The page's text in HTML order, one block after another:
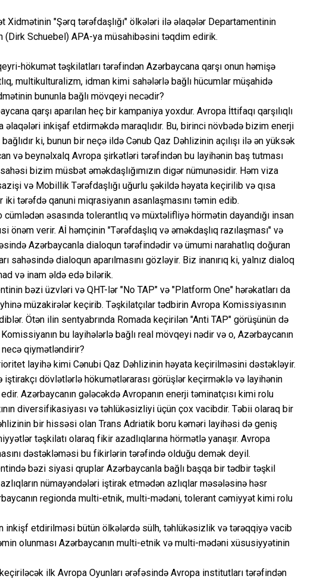
Xidmətinin "Şərq tərəfdaşlığı" ölkələri ilə əlaqələr Departamentinin
(Dirk Schuebel) APA-ya müsahibəsini təqdim edirik.
hökumət təşkilatları tәrәfindәn Azәrbaycana qarşı onun hәmişә
multikulturalizm, idman kimi sahәlәrlә bağlı hücumlar müşahidә
bununla bağlı mövqeyi necәdir?
qarşı aparılan heç bir kampaniya yoxdur. Avropa İttifaqı qarşılıqlı
inkişaf etdirmәkdә maraqlıdır. Bu, birinci növbәdә bizim enerji
ki, bunun bir neçә ildә Cәnub Qaz Dәhlizinin açılışı ilә әn yüksәk
vә beynәlxalq Avropa şirkәtlәri tәrәfindәn bu layihәnin baş tutması
bizim müsbәt әmәkdaşlığımızın digәr nümunәsidir. Hәm viza
vә Mobillik Tәrәfdaşlığı uğurlu şәkildә hәyata keçirilib vә qısa
tәrәfdә qanuni miqrasiyanın asanlaşmasını tәmin edib.
әsasında tolerantlıq vә müxtәlifliyә hörmәtin dayandığı insan
önәm verir. Aİ hәmçinin "Tәrәfdaşlıq vә әmәkdaşlıq razılaşması" vә
Azәrbaycanla dialoqun tәrәfindәdir vә ümumi narahatlıq doğuran
sahәsindә dialoqun aparılmasını gözlәyir. Biz inanırıq ki, yalnız dialoq
vә inam әldә edә bilәrik.
bəzi üzvlәri vә QHT-lәr "No TAP" vә "Platform One" hәrәkatları da
müzakirәlәr keçirib. Tәşkilatçılar tәdbirin Avropa Komissiyasının
Ötәn ilin sentyabrında Romada keçirilәn "Anti TAP" görüşünün dә
bu layihәlәrlә bağlı real mövqeyi nәdir vә o, Azәrbaycanın
necә qiymәtlәndirir?
layihә kimi Cәnubi Qaz Dәhlizinin hәyata keçirilmәsini dәstәklәyir.
dövlәtlәrlә hökumәtlәrarası görüşlәr keçirmәklә vә layihәnin
Azәrbaycanın gәlәcәkdә Avropanın enerji tәminatçısı kimi rolu
diversifikasiyası vә tәhlükәsizliyi üçün çox vacibdir. Tәbii olaraq bir
bir hissәsi olan Trans Adriatik boru kәmәri layihәsi də geniş
tәşkilatı olaraq fikir azadlıqlarına hörmәtlә yanaşır. Avropa
dәstәklәmәsi bu fikirlәrin tәrәfindә olduğu demәk deyil.
bәzi siyasi qruplar Azәrbaycanla bağlı başqa bir tәdbir tәşkil
nümayәndәlәri iştirak etmәdәn azlıqlar mәsәlәsinә hәsr
regionda multi-etnik, multi-mәdәni, tolerant cәmiyyәt kimi rolu
inkişf etdirilmәsi bütün ölkәlәrdә sülh, tәhlükәsizlik vә tәrәqqiyә vacib
olunması Azәrbaycanın multi-etnik vә multi-mәdәni xüsusiyyәtinin
ilk Avropa Oyunları әrәfәsindә Avropa institutları tәrәfindәn